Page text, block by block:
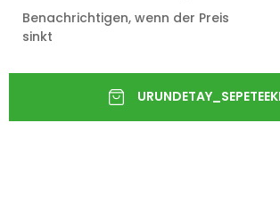
Benachrichtigen, wenn der Preis
sinkt